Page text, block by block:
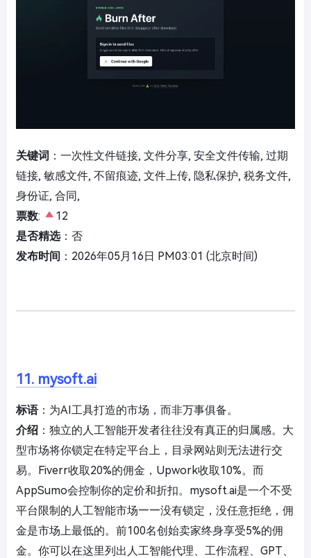
关键词 ：一次性文件链接, 文件分享, 安全文件传输, 过期
链接, 敏感文件, 不留痕迹, 文件上传, 隐私保护, 税务文件,
身份证, 合同,
票数:
12
是否精选：否
发布时间 ：2026年05月16日 PM03:01 (北京时间)
11. mysoft.ai
标语：为AI工具打造的市场，而非万事俱备。
介绍 ：独立的人工智能开发者往往没有真正的归属感。大
型市场将你锁定在特定平台上，目录网站则无法进行交
易。Fiverr收取20%的佣金，Upwork收取10%。而
AppSumo会控制你的定价和折扣。mysoft.ai是一个不受
平台限制的人工智能市场——没有锁定，没任意拒绝，佣
金是市场上最低的。前100名创始卖家终身享受5%的佣
金。你可以在这里列出人工智能代理、工作流程、GPT、